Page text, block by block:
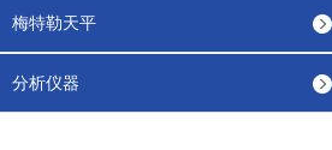
梅特勒天平
分析仪器